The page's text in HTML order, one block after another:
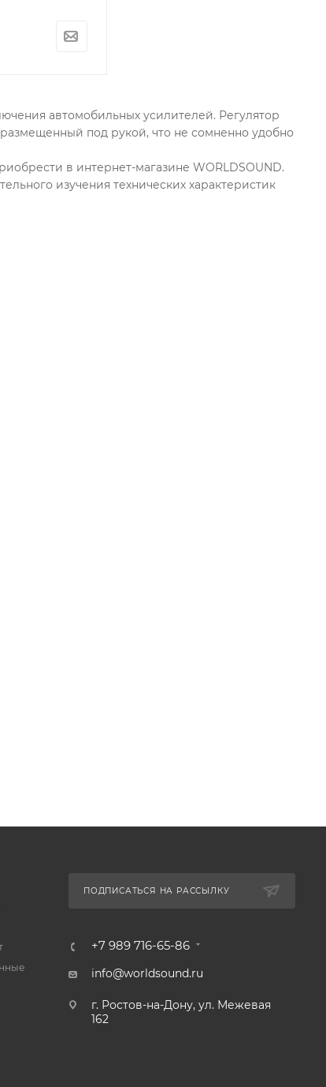
автомобильных усилителей. Регулятор
под рукой, что не сомненно удобно
в интернет-магазине WORLDSOUND.
изучения технических характеристик
ПОДПИСАТЬСЯ НА РАССЫЛКУ
+7 989 716-65-86
info@worldsound.ru
г. Ростов-на-Дону, ул. Межевая
162